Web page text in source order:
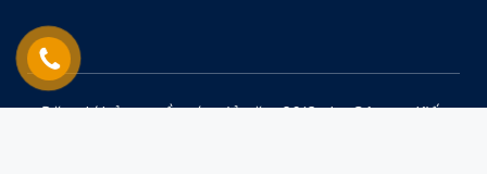
Đăng kí bản quyền tác giả năm 2013 cho Công ty Kiến